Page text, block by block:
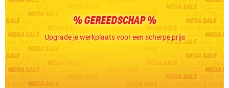
% GEREEDSCHAP %
Upgrade je werkplaats voor een scherpe prijs